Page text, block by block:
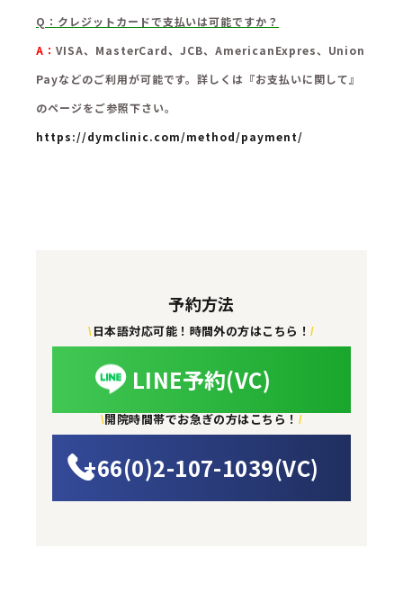
Q： クレジットカードで支払いは可能ですか？
A： VISA、MasterCard、JCB、AmericanExpres、Union
Payなどのご利用が可能です。詳しくは『お支払いに関して』
のページをご参照下さい。
https://dymclinic.com/method/payment/
予約方法
\ 日本語対応可能！時間外の方はこちら！/
LINE予約(VC)
\開院時間帯でお急ぎの方はこちら！ /
+66(0)2-107-1039(VC)